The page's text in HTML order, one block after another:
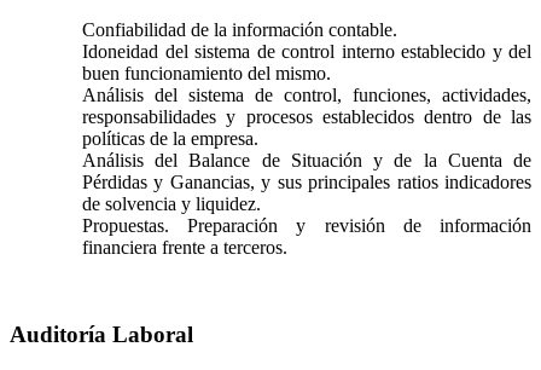
Confiabilidad de la información contable.
Idoneidad del sistema de control interno establecido y del
buen funcionamiento del mismo.
Análisis del sistema de control, funciones, actividades,
responsabilidades y procesos establecidos dentro de las
políticas de la empresa.
Análisis del Balance de Situación y de la Cuenta de
Pérdidas y Ganancias, y sus principales ratios indicadores
de solvencia y liquidez.
Propuestas. Preparación y revisión de información
financiera frente a terceros.
Auditoría Laboral